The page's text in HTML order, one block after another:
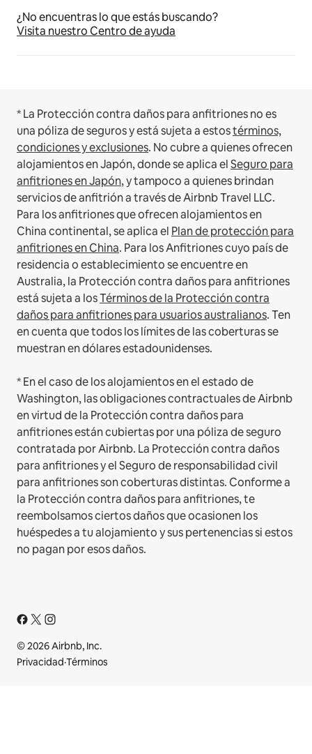
¿No encuentras lo que estás buscando?
Visita nuestro Centro de ayuda
* La Protección contra daños para anfitriones no es
una póliza de seguros y está sujeta a estostérminos,
condiciones y exclusiones. No cubre a quienes ofrecen
alojamientos en Japón, donde se aplica elSeguro para
anfitriones en Japón, y tampoco a quienes brindan
servicios de anfitrión a través de Airbnb Travel LLC.
Para los anfitriones que ofrecen alojamientos en
China continental, se aplica el Plan de protección para
anfitriones en China. Para los Anfitriones cuyo país de
residencia o establecimiento se encuentre en
Australia, la Protección contra daños para anfitriones
está sujeta a losTérminos de la Protección contra
daños para anfitriones para usuarios australianos. Ten
en cuenta que todos los límites de las coberturas se
muestran en dólares estadounidenses.
* En el caso de los alojamientos en el estado de
Washington, las obligaciones contractuales de Airbnb
en virtud de la Protección contra daños para
anfitriones están cubiertas por una póliza de seguro
contratada por Airbnb. La Protección contra daños
para anfitriones y el Seguro de responsabilidad civil
para anfitriones son coberturas distintas. Conforme a
la Protección contra daños para anfitriones, te
reembolsamos ciertos daños que ocasionen los
huéspedes a tu alojamiento y sus pertenencias si estos
no pagan por esos daños.
© 2026 Airbnb, Inc.
Privacidad·Términos